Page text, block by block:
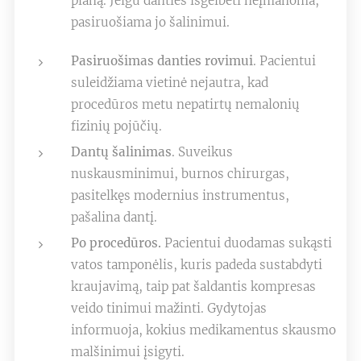
pasiruošiama jo šalinimui.
Pasiruošimas danties rovimui. Pacientui
suleidžiama vietinė nejautra, kad
procedūros metu nepatirtų nemalonių
fizinių pojūčių.
Dantų šalinimas. Suveikus
nuskausminimui, burnos chirurgas,
pasitelkęs modernius instrumentus,
pašalina dantį.
Po procedūros. Pacientui duodamas sukąsti
vatos tamponėlis, kuris padeda sustabdyti
kraujavimą, taip pat šaldantis kompresas
veido tinimui mažinti. Gydytojas
informuoja, kokius medikamentus skausmo
malšinimui įsigyti.